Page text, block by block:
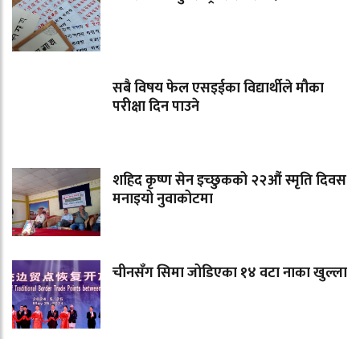
सबै विषय फेल एसइईका विद्यार्थीले मौका
परीक्षा दिन पाउने
शहिद कृष्ण सेन इच्छुकको २२औं स्मृति दिवस
मनाइयो नुवाकोटमा
चीनसँग सिमा जोडिएका १४ वटा नाका खुल्ला